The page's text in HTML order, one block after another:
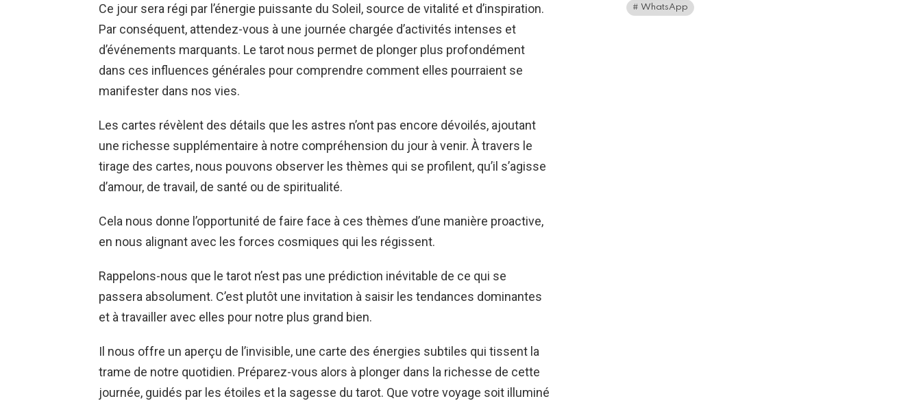
Ce jour sera régi par l’énergie puissante du Soleil, source de vitalité et d’inspiration.
Par conséquent, attendez-vous à une journée chargée d’activités intenses et
d’événements marquants. Le tarot nous permet de plonger plus profondément
dans ces influences générales pour comprendre comment elles pourraient se
manifester dans nos vies.
Les cartes révèlent des détails que les astres n’ont pas encore dévoilés, ajoutant
une richesse supplémentaire à notre compréhension du jour à venir. À travers le
tirage des cartes, nous pouvons observer les thèmes qui se profilent, qu’il s’agisse
d’amour, de travail, de santé ou de spiritualité.
Cela nous donne l’opportunité de faire face à ces thèmes d’une manière proactive,
en nous alignant avec les forces cosmiques qui les régissent.
Rappelons-nous que le tarot n’est pas une prédiction inévitable de ce qui se
passera absolument. C’est plutôt une invitation à saisir les tendances dominantes
et à travailler avec elles pour notre plus grand bien.
Il nous offre un aperçu de l’invisible, une carte des énergies subtiles qui tissent la
trame de notre quotidien. Préparez-vous alors à plonger dans la richesse de cette
journée, guidés par les étoiles et la sagesse du tarot. Que votre voyage soit illuminé
WhatsApp